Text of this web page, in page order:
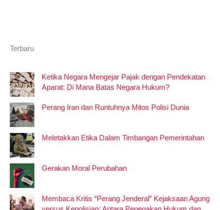
Terbaru
Ketika Negara Mengejar Pajak dengan Pendekatan
Aparat: Di Mana Batas Negara Hukum?
Perang Iran dan Runtuhnya Mitos Polisi Dunia
Meletakkan Etika Dalam Timbangan Pemerintahan
Gerakan Moral Perubahan
Membaca Kritis “Perang Jenderal” Kejaksaan Agung